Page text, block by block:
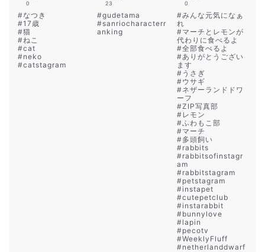
0
#なつき
#17歳
#猫
#ねこ
#cat
#neko
#catstagram
23
#gudetama
#sanriocharacterr
anking
0
#みんな元気になぁ
れ
#マーチとレモンが
代わりに食べるよ
#全部食べるよ
#ありがとうござい
ます
# うさぎ
#ウサギ
#ネザーランドドワ
ーフ
#ZIP写真部
#レモン
#ふわもこ部
#マーチ
#多頭飼い
#rabbits
#rabbitsofinstagr
am
#rabbitstagram
#petstagram
#instapet
#cutepetclub
#instarabbit
#bunnylove
#lapin
#pecotv
#WeeklyFluff
#netherlanddwarf